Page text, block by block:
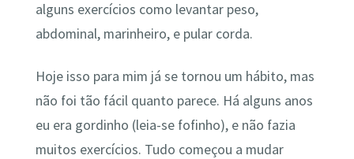
alguns exercícios como levantar peso,
abdominal, marinheiro, e pular corda.
Hoje isso para mim já se tornou um hábito, mas
não foi tão fácil quanto parece. Há alguns anos
eu era gordinho (leia-se fofinho), e não fazia
muitos exercícios. Tudo começou a mudar